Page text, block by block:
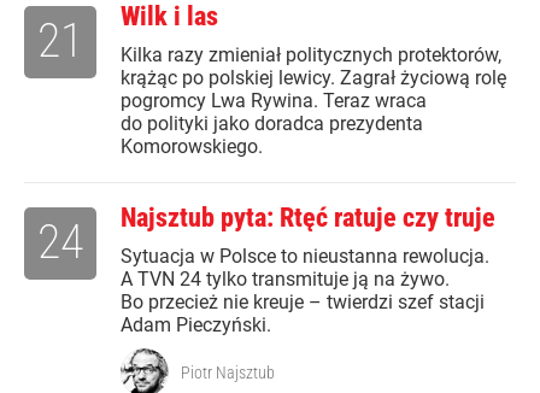
Wilk i las
Kilka razy zmieniał politycznych protektorów,
krążąc po polskiej lewicy. Zagrał życiową rolę
pogromcy Lwa Rywina. Teraz wraca
do polityki jako doradca prezydenta
Komorowskiego.
21
Najsztub pyta: Rtęć ratuje czy truje
Sytuacja w Polsce to nieustanna rewolucja.
A TVN 24 tylko transmituje ją na żywo.
Bo przecież nie kreuje – twierdzi szef stacji
Adam Pieczyński.
24
Piotr Najsztub